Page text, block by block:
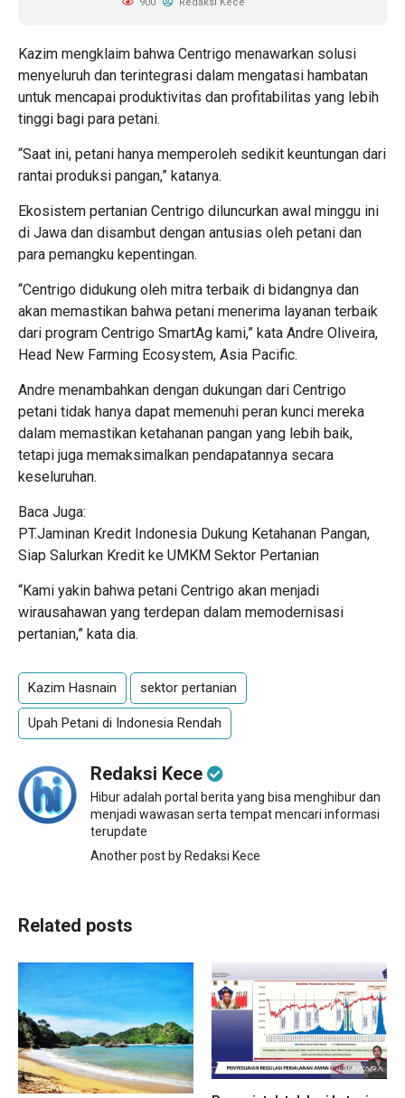
Kazim mengklaim bahwa Centrigo menawarkan solusi
menyeluruh dan terintegrasi dalam mengatasi hambatan
untuk mencapai produktivitas dan profitabilitas yang lebih
tinggi bagi para petani.
“Saat ini, petani hanya memperoleh sedikit keuntungan dari
rantai produksi pangan,” katanya.
Ekosistem pertanian Centrigo diluncurkan awal minggu ini
di Jawa dan disambut dengan antusias oleh petani dan
para pemangku kepentingan.
“Centrigo didukung oleh mitra terbaik di bidangnya dan
akan memastikan bahwa petani menerima layanan terbaik
dari program Centrigo SmartAg kami,” kata Andre Oliveira,
Head New Farming Ecosystem, Asia Pacific.
Andre menambahkan dengan dukungan dari Centrigo
petani tidak hanya dapat memenuhi peran kunci mereka
dalam memastikan ketahanan pangan yang lebih baik,
tetapi juga memaksimalkan pendapatannya secara
keseluruhan.
Baca Juga:
PT.Jaminan Kredit Indonesia Dukung Ketahanan Pangan,
Siap Salurkan Kredit ke UMKM Sektor Pertanian
“Kami yakin bahwa petani Centrigo akan menjadi
wirausahawan yang terdepan dalam memodernisasi
pertanian,” kata dia.
Kazim Hasnain sektor pertanian
Upah Petani di Indonesia Rendah
Redaksi Kece
Hibur adalah portal berita yang bisa menghibur dan
menjadi wawasan serta tempat mencari informasi
terupdate
Another post by Redaksi Kece
Related posts